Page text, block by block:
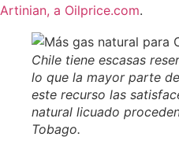
Artinian, a Oilprice.com.
Chile tiene escasas
lo que la mayor parte
este recurso las
natural licuado
Tobago.